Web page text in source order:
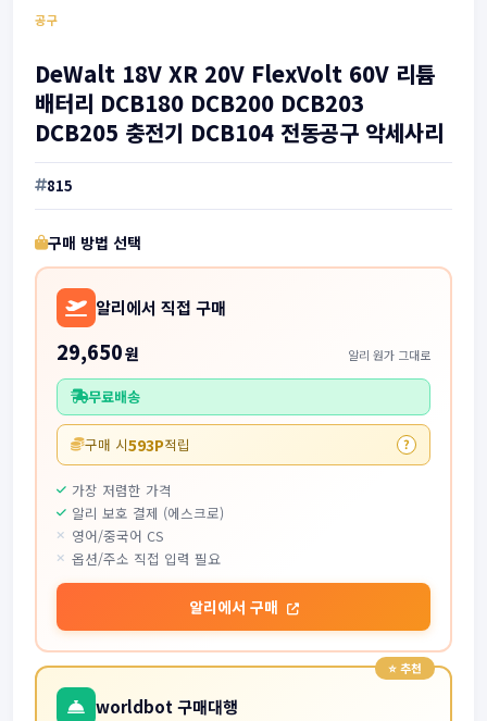
공구
DeWalt 18V XR 20V FlexVolt 60V 리튬
배터리 DCB180 DCB200 DCB203
DCB205 충전기 DCB104 전동공구 악세사리
815
구매 방법 선택
알리에서 직접 구매
29,650원 알리 원가 그대로
무료배송
구매 시593P적립 ?
가장 저렴한 가격
알리 보호 결제 (에스크로)
영어/중국어 CS
옵션/주소 직접 입력 필요
알리에서 구매
worldbot 구매대행